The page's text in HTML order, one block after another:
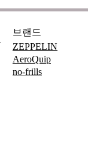
브랜드
ZEPPELIN
AeroQuip
no-frills